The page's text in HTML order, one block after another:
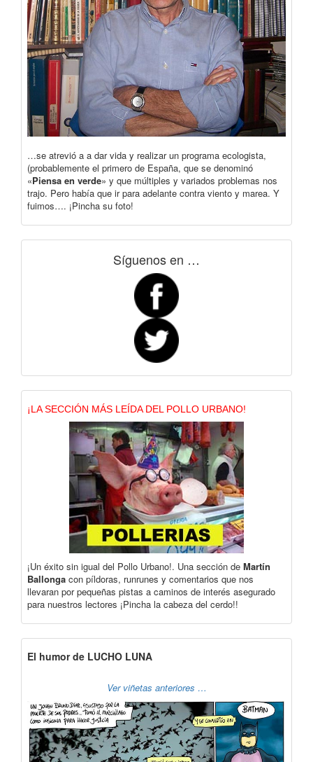
…se atrevió a a dar vida y realizar un programa ecologista,
(probablemente el primero de España, que se denominó
«Piensa en verde» y que múltiples y variados problemas nos
trajo. Pero había que ir para adelante contra viento y marea. Y
fuimos…. ¡Pincha su foto!
Síguenos en …
¡LA SECCIÓN MÁS LEÍDA DEL POLLO URBANO!
¡Un éxito sin igual del Pollo Urbano!. Una sección de Martín
Ballonga con píldoras, runrunes y comentarios que nos
llevaran por pequeñas pistas a caminos de interés asegurado
para nuestros lectores ¡Pincha la cabeza del cerdo!!
El humor de LUCHO LUNA
Ver viñetas anteriores …